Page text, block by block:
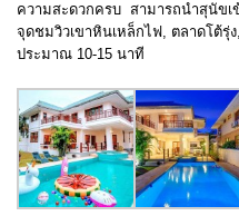
ความสะดวกครบ สามารถนำสุนัขเ
จุดชมวิวเขาหินเหล็กไฟ, ตลาดโต้รุ่
ประมาณ 10-15 นาที